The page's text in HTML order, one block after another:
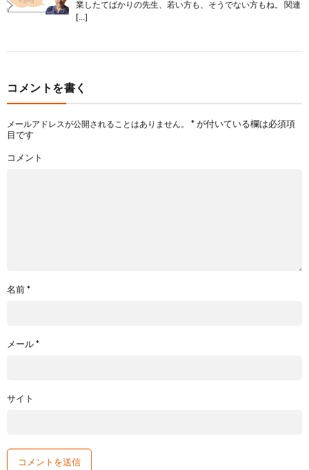
業したてばかりの先生、若い方も、そうでない方もね。 関連
[…]
コメントを書く
メールアドレスが公開されることはありません。 *が付いている欄は必須項
目です
コメント
名前*
メール*
サイト